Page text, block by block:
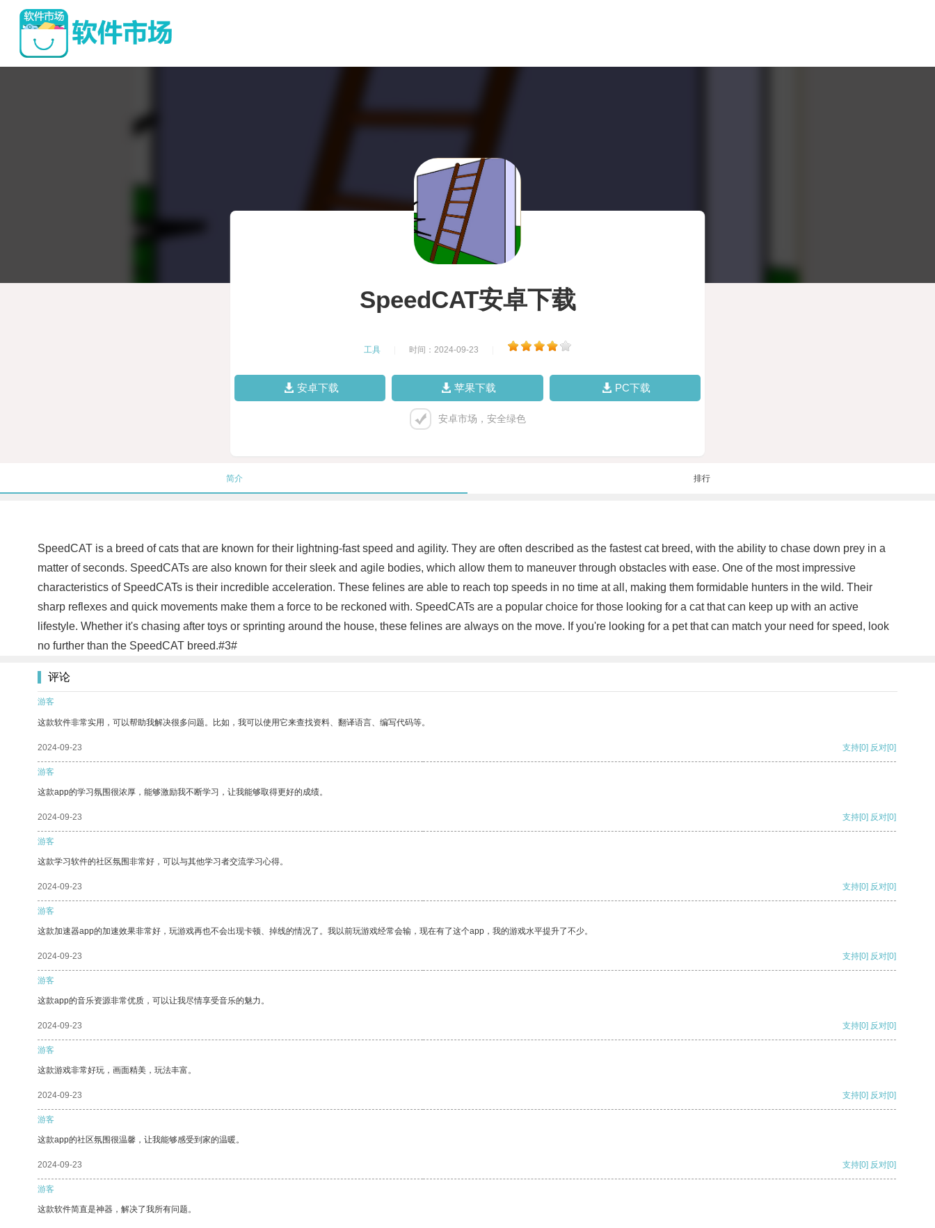
SpeedCAT安卓下载
工具 时间：2024-09-23
安卓下载 苹果下载 PC下载
安卓市场，安全绿色
简介 排行
SpeedCAT is a breed of cats that are known for their lightning-fast speed and agility. They are often described as the fastest cat breed, with the ability to chase down prey in a
matter of seconds. SpeedCATs are also known for their sleek and agile bodies, which allow them to maneuver through obstacles with ease. One of the most impressive
characteristics of SpeedCATs is their incredible acceleration. These felines are able to reach top speeds in no time at all, making them formidable hunters in the wild. Their
sharp reflexes and quick movements make them a force to be reckoned with. SpeedCATs are a popular choice for those looking for a cat that can keep up with an active
lifestyle. Whether it's chasing after toys or sprinting around the house, these felines are always on the move. If you're looking for a pet that can match your need for speed, look
no further than the SpeedCAT breed.#3#
评论
游客
这款软件非常实用，可以帮助我解决很多问题。比如，我可以使用它来查找资料、翻译语言、编写代码等。
2024-09-23 支持[0] 反对[0]
游客
这款app的学习氛围很浓厚，能够激励我不断学习，让我能够取得更好的成绩。
2024-09-23 支持[0] 反对[0]
游客
这款学习软件的社区氛围非常好，可以与其他学习者交流学习心得。
2024-09-23 支持[0] 反对[0]
游客
这款加速器app的加速效果非常好，玩游戏再也不会出现卡顿、掉线的情况了。我以前玩游戏经常会输，现在有了这个app，我的游戏水平提升了不少。
2024-09-23 支持[0] 反对[0]
游客
这款app的音乐资源非常优质，可以让我尽情享受音乐的魅力。
2024-09-23 支持[0] 反对[0]
游客
这款游戏非常好玩，画面精美，玩法丰富。
2024-09-23 支持[0] 反对[0]
游客
这款app的社区氛围很温馨，让我能够感受到家的温暖。
2024-09-23 支持[0] 反对[0]
游客
这款软件简直是神器，解决了我所有问题。